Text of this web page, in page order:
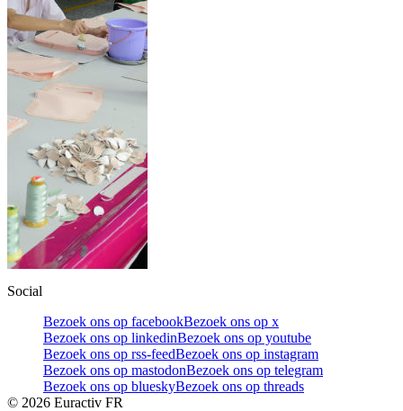
Social
Bezoek ons op facebookBezoek ons op x
Bezoek ons op linkedinBezoek ons op youtube
Bezoek ons op rss-feedBezoek ons op instagram
Bezoek ons op mastodonBezoek ons op telegram
Bezoek ons op blueskyBezoek ons op threads
© 2026 Euractiv FR